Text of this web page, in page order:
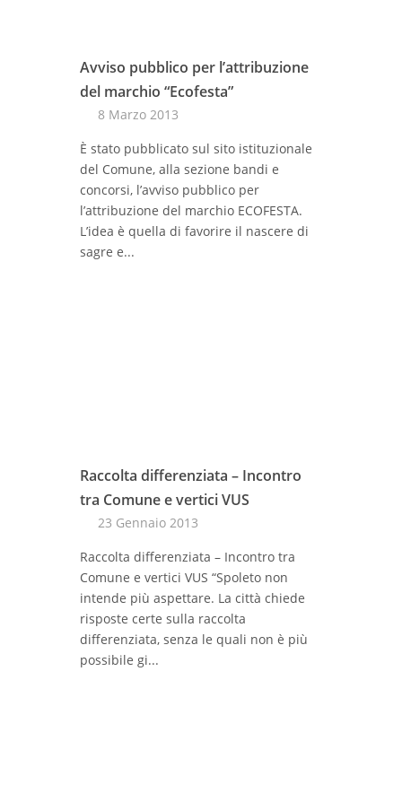
Avviso pubblico per l’attribuzione
del marchio “Ecofesta”
8 Marzo 2013
È stato pubblicato sul sito istituzionale
del Comune, alla sezione bandi e
concorsi, l’avviso pubblico per
l’attribuzione del marchio ECOFESTA.
L’idea è quella di favorire il nascere di
sagre e...
Raccolta differenziata – Incontro
tra Comune e vertici VUS
23 Gennaio 2013
Raccolta differenziata – Incontro tra
Comune e vertici VUS “Spoleto non
intende più aspettare. La città chiede
risposte certe sulla raccolta
differenziata, senza le quali non è più
possibile gi...